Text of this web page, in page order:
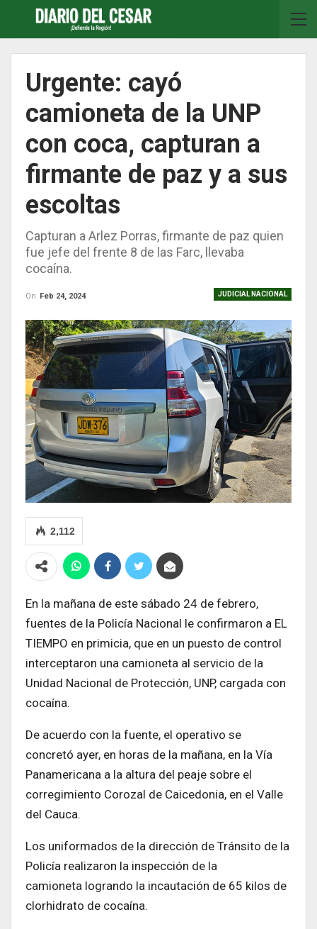
Urgente: cayó
camioneta de la UNP
con coca, capturan a
firmante de paz y a sus
escoltas
Capturan a Arlez Porras, firmante de paz quien
fue jefe del frente 8 de las Farc, llevaba
cocaína.
JUDICIAL NACIONAL
On Feb 24, 2024
2,112
En la mañana de este sábado 24 de febrero,
fuentes de la Policía Nacional le confirmaron a EL
TIEMPO en primicia, que en un puesto de control
interceptaron una camioneta al servicio de la
Unidad Nacional de Protección, UNP, cargada con
cocaína.
De acuerdo con la fuente, el operativo se
concretó ayer, en horas de la mañana, en la Vía
Panamericana a la altura del peaje sobre el
corregimiento Corozal de Caicedonia, en el Valle
del Cauca.
Los uniformados de la dirección de Tránsito de la
Policía realizaron la inspección de la
camioneta logrando la incautación de 65 kilos de
clorhidrato de cocaína.